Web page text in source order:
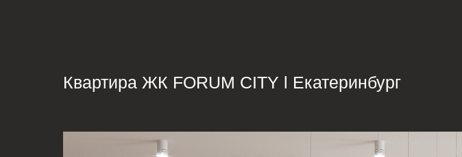
Квартира ЖК FORUM CITY l Екатеринбург